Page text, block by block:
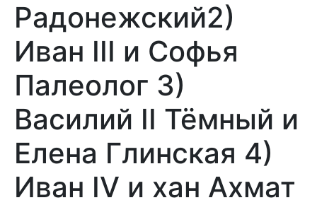
Радонежский2)
Иван III и Софья
Палеолог 3)
Василий II Тёмный и
Елена Глинская 4)
Иван IV и хан Ахмат